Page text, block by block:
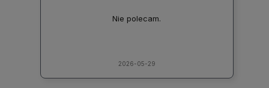
Nie polecam.
2026-05-29